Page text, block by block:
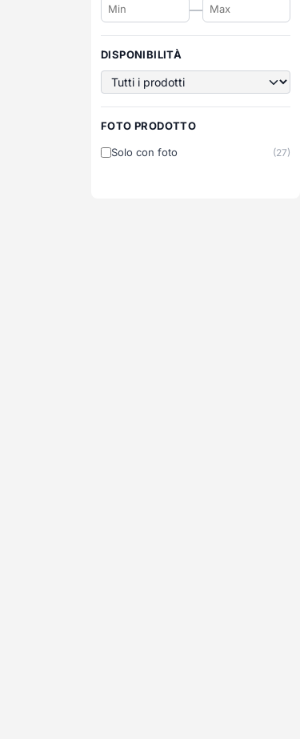
—
DISPONIBILITÀ
FOTO PRODOTTO
Solo con foto (27)